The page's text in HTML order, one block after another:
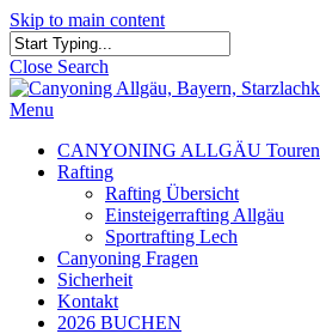
Skip to main content
Close Search
Menu
CANYONING ALLGÄU Touren
Rafting
Rafting Übersicht
Einsteigerrafting Allgäu
Sportrafting Lech
Canyoning Fragen
Sicherheit
Kontakt
2026 BUCHEN